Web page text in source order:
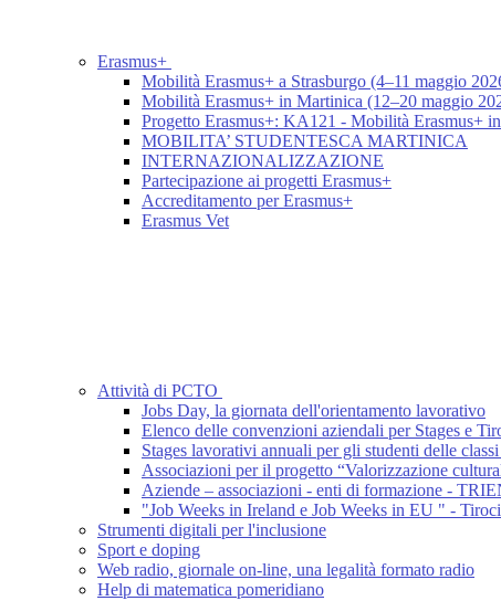
Erasmus+
Mobilità Erasmus+ a Strasburgo (4–11 maggio
Mobilità Erasmus+ in Martinica (12–20 maggio
Progetto Erasmus+: KA121 - Mobilità Erasmus+
MOBILITA’ STUDENTESCA MARTINICA
INTERNAZIONALIZZAZIONE
Partecipazione ai progetti Erasmus+
Accreditamento per Erasmus+
Erasmus Vet
Attività di PCTO
Jobs Day, la giornata dell'orientamento lavorativo
Elenco delle convenzioni aziendali per Stages e
Stages lavorativi annuali per gli studenti delle classi
Associazioni per il progetto “Valorizzazione
Aziende – associazioni - enti di formazione -
"Job Weeks in Ireland e Job Weeks in EU " -
Strumenti digitali per l'inclusione
Sport e doping
Web radio, giornale on-line, una legalità formato radio
Help di matematica pomeridiano